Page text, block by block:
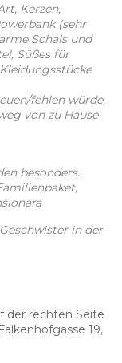
Kerzen,
(sehr
Schals und
Süßes für
fehlen würde,
von zu Hause
besonders.
in der
der rechten Seite
19,